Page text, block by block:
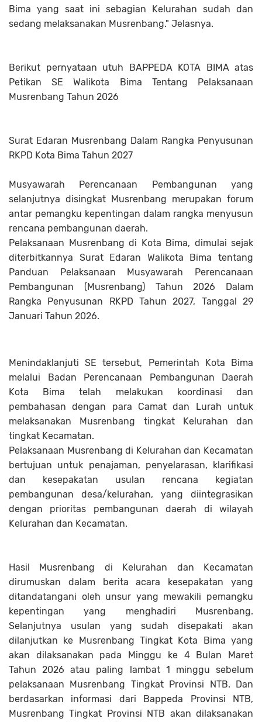
Bima yang saat ini sebagian Kelurahan sudah dan
sedang melaksanakan Musrenbang." Jelasnya.
Berikut pernyataan utuh BAPPEDA KOTA BIMA atas
Petikan SE Walikota Bima Tentang Pelaksanaan
Musrenbang Tahun 2026
Surat Edaran Musrenbang Dalam Rangka Penyusunan
RKPD Kota Bima Tahun 2027
Musyawarah Perencanaan Pembangunan yang
selanjutnya disingkat Musrenbang merupakan forum
antar pemangku kepentingan dalam rangka menyusun
rencana pembangunan daerah.
Pelaksanaan Musrenbang di Kota Bima, dimulai sejak
diterbitkannya Surat Edaran Walikota Bima tentang
Panduan Pelaksanaan Musyawarah Perencanaan
Pembangunan (Musrenbang) Tahun 2026 Dalam
Rangka Penyusunan RKPD Tahun 2027, Tanggal 29
Januari Tahun 2026.
Menindaklanjuti SE tersebut, Pemerintah Kota Bima
melalui Badan Perencanaan Pembangunan Daerah
Kota Bima telah melakukan koordinasi dan
pembahasan dengan para Camat dan Lurah untuk
melaksanakan Musrenbang tingkat Kelurahan dan
tingkat Kecamatan.
Pelaksanaan Musrenbang di Kelurahan dan Kecamatan
bertujuan untuk penajaman, penyelarasan, klarifikasi
dan kesepakatan usulan rencana kegiatan
pembangunan desa/kelurahan, yang diintegrasikan
dengan prioritas pembangunan daerah di wilayah
Kelurahan dan Kecamatan.
Hasil Musrenbang di Kelurahan dan Kecamatan
dirumuskan dalam berita acara kesepakatan yang
ditandatangani oleh unsur yang mewakili pemangku
kepentingan yang menghadiri Musrenbang.
Selanjutnya usulan yang sudah disepakati akan
dilanjutkan ke Musrenbang Tingkat Kota Bima yang
akan dilaksanakan pada Minggu ke 4 Bulan Maret
Tahun 2026 atau paling lambat 1 minggu sebelum
pelaksanaan Musrenbang Tingkat Provinsi NTB. Dan
berdasarkan informasi dari Bappeda Provinsi NTB,
Musrenbang Tingkat Provinsi NTB akan dilaksanakan